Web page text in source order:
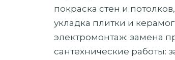
покраска стен и
укладка плитки и
электромонтаж: замена
сантехнические работы: